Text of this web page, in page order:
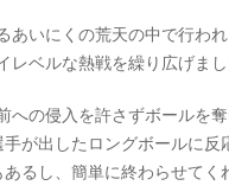
いにくの荒天の中で行わ
ベルな熱戦を繰り広げまし
の侵入を許さずボールを
が出したロングボールに
るし、簡単に終わらせて